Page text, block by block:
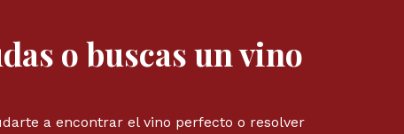
o buscas un vino
a encontrar el vino perfecto o resolver